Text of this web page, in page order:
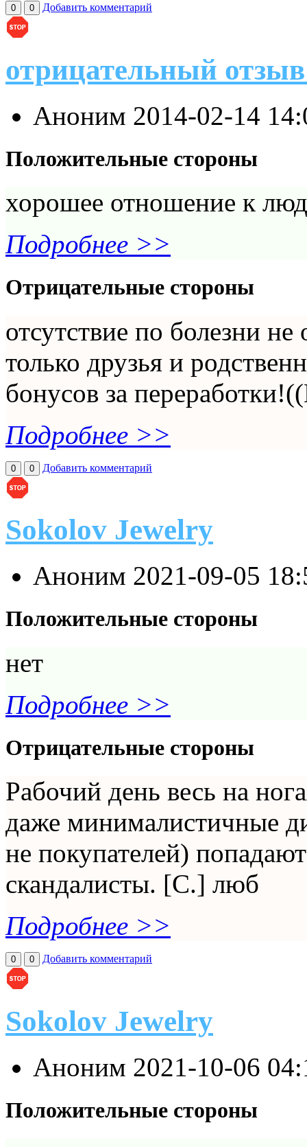
0 0 Добавить комментарий
отрицательный
Аноним 2014-02-14
Положительные стороны
хорошее отношение к
Подробнее >>
Отрицательные стороны
отсутствие по болезни
только друзья и
бонусов за
Подробнее >>
0 0 Добавить комментарий
Sokolov Jewelry
Аноним 2021-09-05
Положительные стороны
нет
Подробнее >>
Отрицательные стороны
Рабочий день весь на
даже минималистичные
не покупателей)
скандалисты. [С.] люб
Подробнее >>
0 0 Добавить комментарий
Sokolov Jewelry
Аноним 2021-10-06
Положительные стороны